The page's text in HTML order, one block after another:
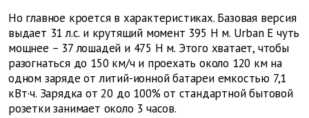
Но главное кроется в характеристиках. Базовая версия
выдает 31 л.с. и крутящий момент 395 Н м. Urban E чуть
мощнее – 37 лошадей и 475 Н м. Этого хватает, чтобы
разогнаться до 150 км/ч и проехать около 120 км на
одном заряде от литий-ионной батареи емкостью 7,1
кВт·ч. Зарядка от 20 до 100% от стандартной бытовой
розетки занимает около 3 часов.